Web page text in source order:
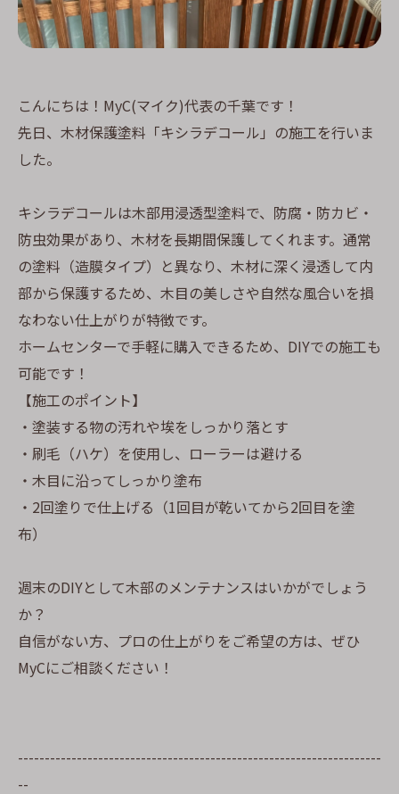
こんにちは！MyC(マイク)代表の千葉です！
先日、木材保護塗料「キシラデコール」の施工を行いま
した。
キシラデコールは木部用浸透型塗料で、防腐・防カビ・
防虫効果があり、木材を長期間保護してくれます。通常
の塗料（造膜タイプ）と異なり、木材に深く浸透して内
部から保護するため、木目の美しさや自然な風合いを損
なわない仕上がりが特徴です。
ホームセンターで手軽に購入できるため、DIYでの施工も
可能です！
【施工のポイント】
・塗装する物の汚れや埃をしっかり落とす
・刷毛（ハケ）を使用し、ローラーは避ける
・木目に沿ってしっかり塗布
・2回塗りで仕上げる（1回目が乾いてから2回目を塗
布）
週末のDIYとして木部のメンテナンスはいかがでしょう
か？
自信がない方、プロの仕上がりをご希望の方は、ぜひ
MyCにご相談ください！
--------------------------------------------------------------------
--